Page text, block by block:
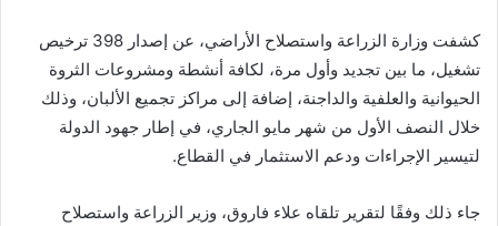
كشفت وزارة الزراعة واستصلاح الأراضي، عن إصدار 398 ترخيص
تشغيل، ما بين تجديد وأول مرة، لكافة أنشطة ومشروعات الثروة
الحيوانية والعلفية والداجنة، إضافة إلى مراكز تجميع الألبان، وذلك
خلال النصف الأول من شهر مايو الجاري، في إطار جهود الدولة
لتيسير الإجراءات ودعم الاستثمار في القطاع.
جاء ذلك وفقًا لتقرير تلقاه علاء فاروق، وزير الزراعة واستصلاح